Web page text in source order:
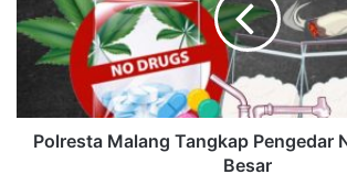
Polresta Malang Tangkap Pengedar
Besar